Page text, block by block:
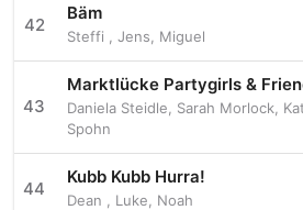
42
Bäm
Steffi Jens Miguel
43
Marktlücke Partygirls &
Daniela Steidle Sarah Morlock
Spohn
44
Kubb Kubb Hurra!
Dean Luke Noah